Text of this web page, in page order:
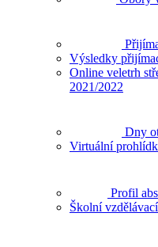
Výsledky
Online veletrh
2021/2022
Dny
Virtuální
Profil
Školní